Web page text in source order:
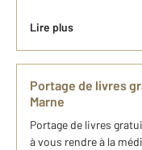
Lire plus
Portage de livres
Marne
Portage de livres
à vous rendre à la